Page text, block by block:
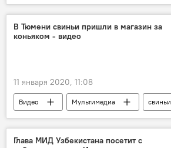
Китай
здоровье
Вспышка нового типа коронавируса в Китае
В Тюмени свиньи пришли в магазин за
коньяком - видео
11 января 2020, 11:08
Видео Мультимедиа
свиньи
Тюмень
магазин
продукты
Россия
Глава МИД Узбекистана посетит с